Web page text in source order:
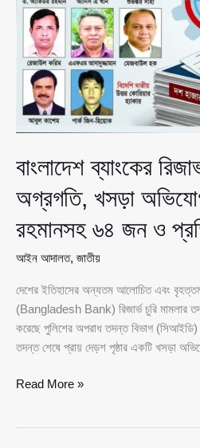
বিশৃঙ্খলা
সৃষ্টির
চেষ্টায়
সতর্কবার্তা
বাংলাদেশ ব্যাংকের
অগ্রগতি, খসড়া
রহমানসহ ৬৪ জন ও
আইন আদালত, জাতীয়
দেশের ইতিহাসের অন্যতম আলোচিত এবং বৃহত্তম
(Bangladesh Bank) রিজার্ভ চুরি মামলার
করেছে পুলিশের অপরাধ তদন্ত বিভাগ
তদন্ত শেষে প্রায় দেড়শ পৃষ্ঠার একটি খসড়া
বাংলাদেশ
Read More »